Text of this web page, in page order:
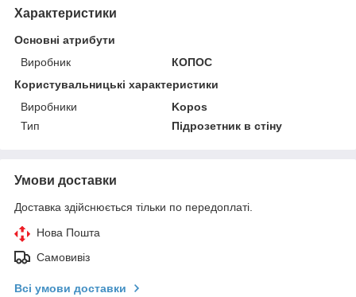
Характеристики
Основні атрибути
Виробник
КОПОС
Користувальницькі характеристики
Виробники
Kopos
Тип
Підрозетник в стіну
Умови доставки
Доставка здійснюється тільки по передоплаті.
Нова Пошта
Самовивіз
Всі умови доставки